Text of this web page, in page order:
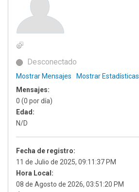
Desconectado
Mostrar Mensajes
Mostrar Estadísticas
Mensajes:
0 (0 por día)
Edad:
N/D
Fecha de registro:
11 de Julio de 2025, 09:11:37 PM
Hora Local:
08 de Agosto de 2026, 03:51:20 PM